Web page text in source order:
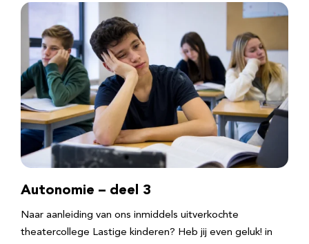
Autonomie – deel 3
Naar aanleiding van ons inmiddels uitverkochte
theatercollege Lastige kinderen? Heb jij even geluk! in